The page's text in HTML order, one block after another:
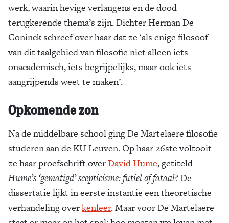
werk, waarin hevige verlangens en de dood
terugkerende thema’s zijn. Dichter Herman De
Coninck schreef over haar dat ze ‘als enige filosoof
van dit taalgebied van filosofie niet alleen iets
onacademisch, iets begrijpelijks, maar ook iets
aangrijpends weet te maken’.
Opkomende zon
Na de middelbare school ging De Martelaere filosofie
studeren aan de KU Leuven. Op haar 26ste voltooit
ze haar proefschrift overDavid Hume, getiteld
Hume’s ‘gematigd’ scepticisme: futiel of fataal? De
dissertatie lijkt in eerste instantie een theoretische
verhandeling overkenleer. Maar voor De Martelaere